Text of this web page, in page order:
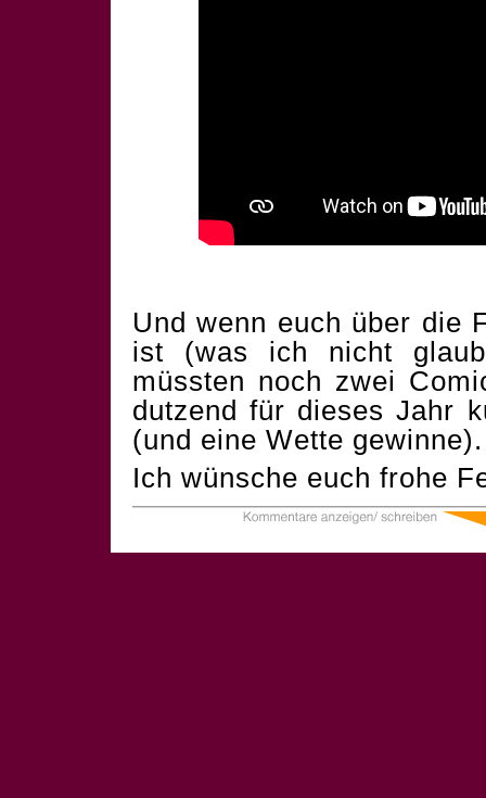
Und wenn euch über die
ist (was ich nicht
müssten noch zwei
dutzend für dieses Jahr
(und eine Wette
Ich wünsche euch frohe